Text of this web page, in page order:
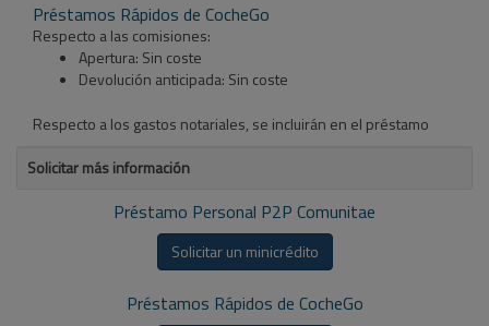
Préstamos Rápidos de CocheGo
Respecto a las comisiones:
Apertura: Sin coste
Devolución anticipada: Sin coste
Respecto a los gastos notariales, se incluirán en el préstamo
Solicitar más información
Préstamo Personal P2P Comunitae
Solicitar un minicrédito
Préstamos Rápidos de CocheGo